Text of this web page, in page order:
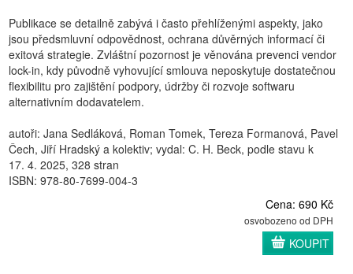
Publikace se detailně zabývá i často přehlíženými aspekty, jako
jsou předsmluvní odpovědnost, ochrana důvěrných informací či
exitová strategie. Zvláštní pozornost je věnována prevenci vendor
lock-in, kdy původně vyhovující smlouva neposkytuje dostatečnou
flexibilitu pro zajištění podpory, údržby či rozvoje softwaru
alternativním dodavatelem.
autoři: Jana Sedláková, Roman Tomek, Tereza Formanová, Pavel
Čech, Jiří Hradský a kolektiv; vydal: C. H. Beck, podle stavu k
17. 4. 2025, 328 stran
ISBN: 978-80-7699-004-3
Cena: 690 Kč
osvobozeno od DPH
KOUPIT